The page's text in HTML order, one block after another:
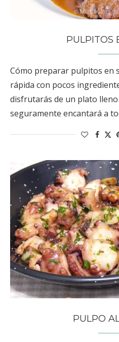
PULPITOS
Cómo preparar pulpitos en
rápida con pocos
disfrutarás de un plato
seguramente encantará a
PULPO